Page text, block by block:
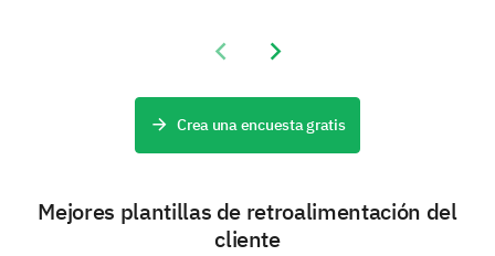
Event Schedule
Previous slide
Next slide
Crea una encuesta gratis
Mejores plantillas de retroalimentación del
cliente